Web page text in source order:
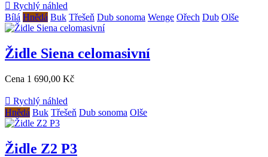
 Rychlý náhled
Bílá Hnědá Buk Třešeň Dub sonoma Wenge Ořech Dub Olše
Židle Siena celomasivní
Cena 1 690,00 Kč
 Rychlý náhled
Hnědá Buk Třešeň Dub sonoma Olše
Židle Z2 P3